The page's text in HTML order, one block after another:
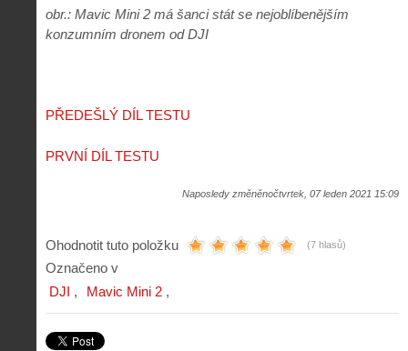
obr.: Mavic Mini 2 má šanci stát se nejoblíbenějším
konzumním dronem od DJI
PŘEDEŠLÝ DÍL TESTU
PRVNÍ DÍL TESTU
Naposledy změněnočtvrtek, 07 leden 2021 15:09
Ohodnotit tuto položku (7 hlasů)
Označeno v
DJI
Mavic Mini 2